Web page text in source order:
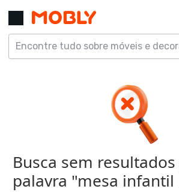
Busca sem
palavra "mesa infantil